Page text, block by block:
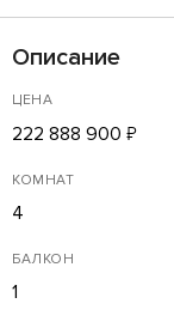
Описание
ЦЕНА
222 888 900 ₽
КОМНАТ
4
БАЛКОН
1